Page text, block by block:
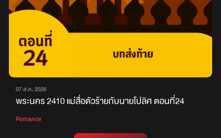
07 ส.ค. 2026
พระนคร 2410 แม่สื่อตัวร้ายกับนายโปลิศ ตอนที่24
Romance